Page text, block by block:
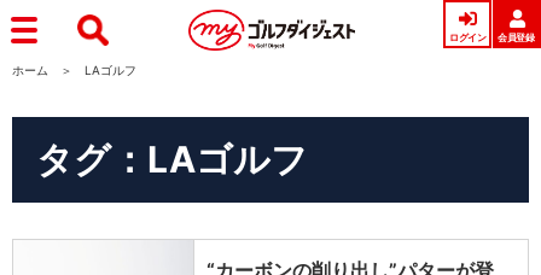
ログイン 会員登録
ホーム LAゴルフ
タグ：LAゴルフ
“カーボンの削り出し”パターが登